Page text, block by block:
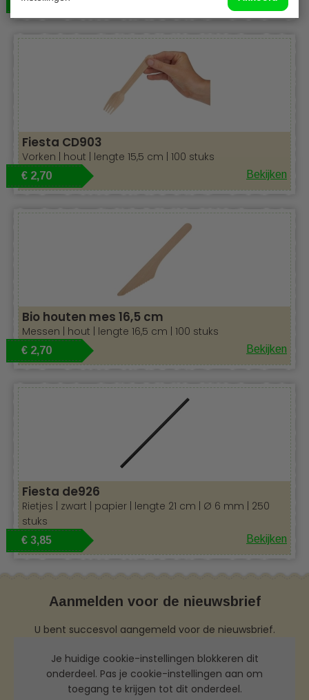
Fiesta CD903
Vorken | hout | lengte 15,5 cm | 100 stuks
€ 2,70 Bekijken
Bio houten mes 16,5 cm
Messen | hout | lengte 16,5 cm | 100 stuks
€ 2,70 Bekijken
Fiesta de926
Rietjes | zwart | papier | lengte 21 cm | Ø 6 mm | 250
stuks
€ 3,85 Bekijken
Aanmelden voor de nieuwsbrief
U bent succesvol aangemeld voor de nieuwsbrief.
Je huidige cookie-instellingen blokkeren dit
onderdeel. Pas je cookie-instellingen aan om
toegang te krijgen tot dit onderdeel.